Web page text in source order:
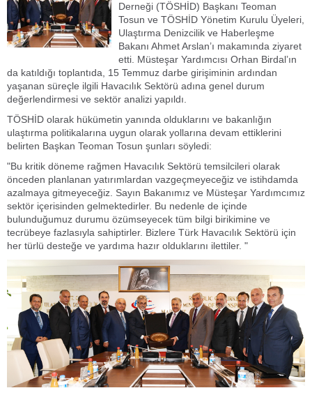
Derneği (TÖSHİD) Başkanı Teoman
Tosun ve TÖSHİD Yönetim Kurulu Üyeleri,
Ulaştırma Denizcilik ve Haberleşme
Bakanı Ahmet Arslan’ı makamında ziyaret
etti. Müsteşar Yardımcısı Orhan Birdal’ın
da katıldığı toplantıda, 15 Temmuz darbe girişiminin ardından
yaşanan süreçle ilgili Havacılık Sektörü adına genel durum
değerlendirmesi ve sektör analizi yapıldı.
TÖSHİD olarak hükümetin yanında olduklarını ve bakanlığın
ulaştırma politikalarına uygun olarak yollarına devam ettiklerini
belirten Başkan Teoman Tosun şunları söyledi:
"Bu kritik döneme rağmen Havacılık Sektörü temsilcileri olarak
önceden planlanan yatırımlardan vazgeçmeyeceğiz ve istihdamda
azalmaya gitmeyeceğiz. Sayın Bakanımız ve Müsteşar Yardımcımız
sektör içerisinden gelmektedirler. Bu nedenle de içinde
bulunduğumuz durumu özümseyecek tüm bilgi birikimine ve
tecrübeye fazlasıyla sahiptirler. Bizlere Türk Havacılık Sektörü için
her türlü desteğe ve yardıma hazır olduklarını ilettiler. "